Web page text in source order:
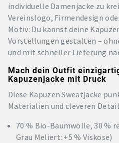
individuelle Damenjacke zu
Vereinslogo, Firmendesign
Motiv: Du kannst deine
Vorstellungen gestalten –
und mit schneller Lieferung
Mach dein Outfit
Kapuzenjacke mit Druck
Diese Kapuzen Sweatjacke
Materialien und cleveren
70 % Bio-Baumwolle, 30 %
Grau Meliert: +5 % Viskose)